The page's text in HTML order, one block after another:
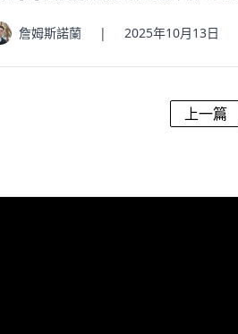
詹姆斯諾蘭 | 2025年10月13日
上一篇